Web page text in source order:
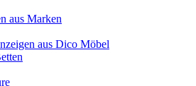
aus Marken
aus Dico Möbel